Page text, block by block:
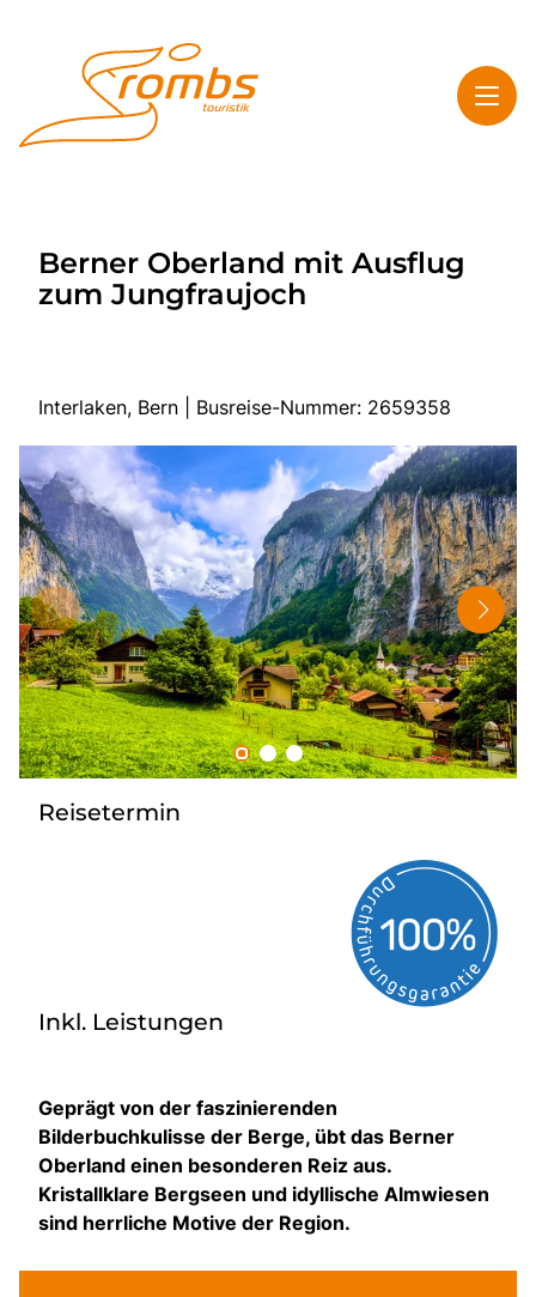
Highlights
Service
Start
Mehrtagesreisen
Tagesreisen
Bus anmieten
Rombs Touristik
Kontakt & Info
Berner Oberland mit Ausflug
zum Jungfraujoch
Interlaken, Bern | Busreise-Nummer: 2659358
Reisetermin
Inkl. Leistungen
Geprägt von der faszinierenden
Bilderbuchkulisse der Berge, übt das Berner
Oberland einen besonderen Reiz aus.
Kristallklare Bergseen und idyllische Almwiesen
sind herrliche Motive der Region.